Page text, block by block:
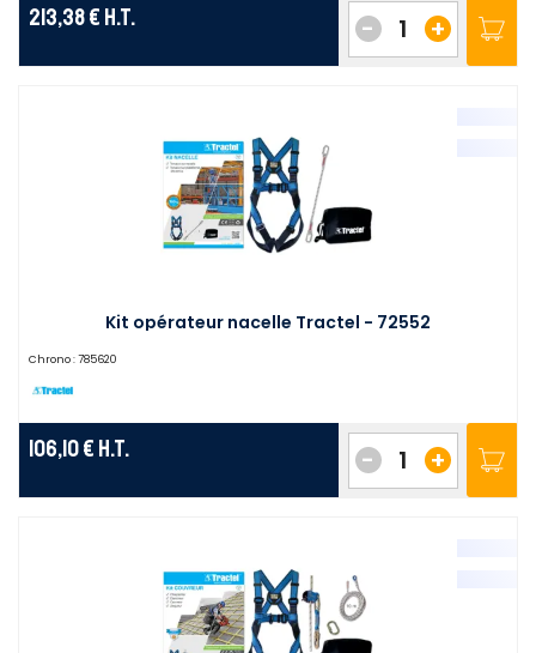
213,38 € H.T. +
-
Kit opérateur nacelle Tractel - 72552
Chrono : 785620
106,10 € H.T. +
-